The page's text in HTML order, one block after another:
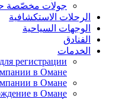
جولات مخصّصة
الرحلات الاستكشافية
الوجهات السياحية
الفنادق
الخدمات
регистрации
в Омане
в Омане
в Омане